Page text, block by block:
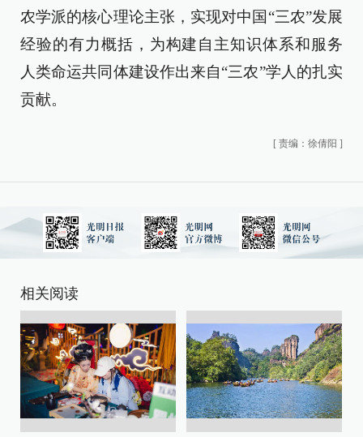
农学派的核心理论主张，实现对中国“三农”发展
经验的有力概括，为构建自主知识体系和服务
人类命运共同体建设作出来自“三农”学人的扎实
贡献。
[ 责编：徐倩阳 ]
相关阅读